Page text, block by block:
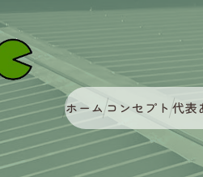
ホーム コンセプト 代表